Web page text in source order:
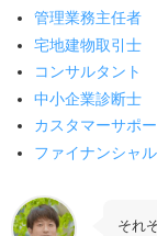
60歳から稼げる
転職サイト
知人の紹介
ハローワーク
転職エージ
管理業務主任者
宅地建物取引士
コンサルタント
中小企業診断士
カスタマーサポー
ファイナンシャ
それ